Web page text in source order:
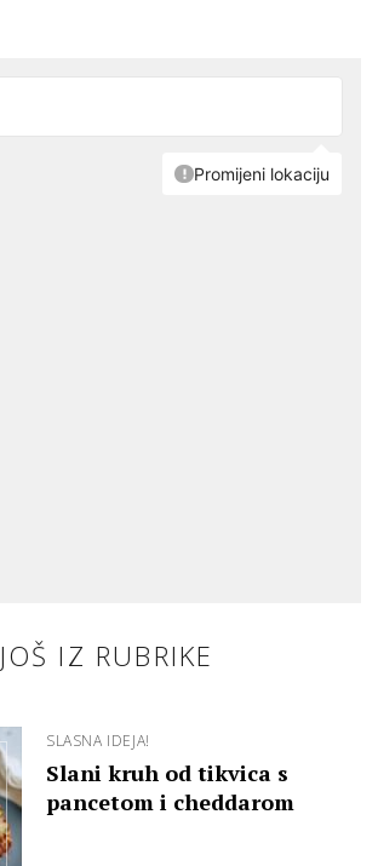
JOŠ IZ RUBRIKE
SLASNA IDEJA!
Slani kruh od tikvica s
pancetom i cheddarom